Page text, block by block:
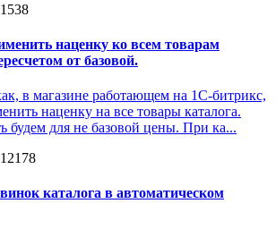
наценку ко всем товарам
от базовой.
в магазине работающем на 1С-битрикс,
наценку на все товары каталога.
будем для не базовой цены. При ка...
каталога в автоматическом